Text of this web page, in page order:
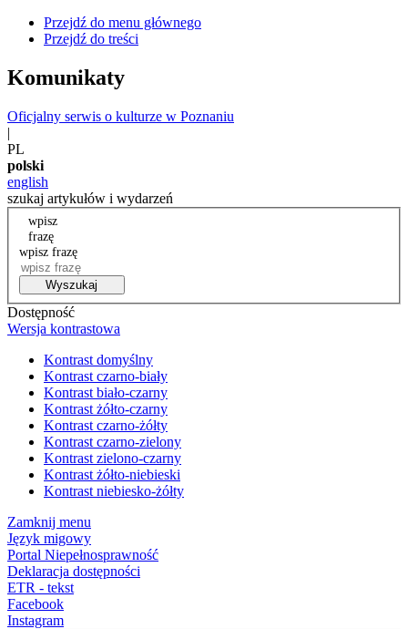
Przejdź do menu głównego
Przejdź do treści
Komunikaty
Oficjalny serwis o kulturze w Poznaniu
|
PL
polski
english
szukaj artykułów i wydarzeń
wpisz
frazę
wpisz frazę
Wyszukaj
Dostępność
Wersja kontrastowa
Kontrast domyślny
Kontrast czarno-biały
Kontrast biało-czarny
Kontrast żółto-czarny
Kontrast czarno-żółty
Kontrast czarno-zielony
Kontrast zielono-czarny
Kontrast żółto-niebieski
Kontrast niebiesko-żółty
Zamknij menu
Język migowy
Portal Niepełnosprawność
Deklaracja dostępności
ETR - tekst
Facebook
Instagram